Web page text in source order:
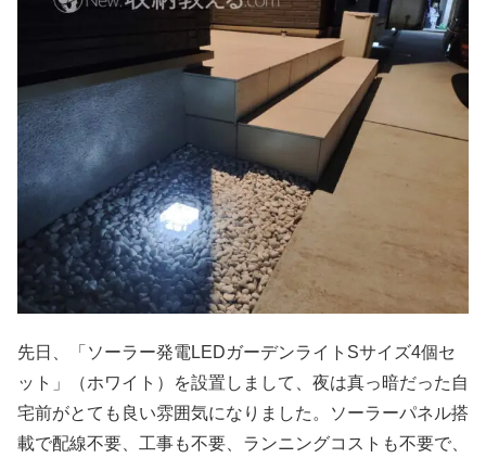
先日、「ソーラー発電LEDガーデンライトSサイズ4個セ
ット」（ホワイト）を設置しまして、夜は真っ暗だった自
宅前がとても良い雰囲気になりました。ソーラーパネル搭
載で配線不要、工事も不要、ランニングコストも不要で、